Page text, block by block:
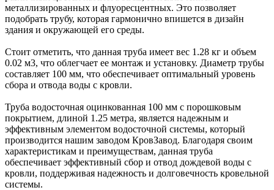
металлизированных и флуоресцентных. Это позволяет
подобрать трубу, которая гармонично впишется в дизайн
здания и окружающей его среды.
Стоит отметить, что данная труба имеет вес 1.28 кг и объем
0.02 м3, что облегчает ее монтаж и установку. Диаметр трубы
составляет 100 мм, что обеспечивает оптимальный уровень
сбора и отвода воды с кровли.
Труба водосточная оцинкованная 100 мм с порошковым
покрытием, длиной 1.25 метра, является надежным и
эффективным элементом водосточной системы, который
производится нашим заводом КровЗавод. Благодаря своим
характеристикам и преимуществам, данная труба
обеспечивает эффективный сбор и отвод дождевой воды с
кровли, поддерживая надежность и долговечность кровельной
системы.